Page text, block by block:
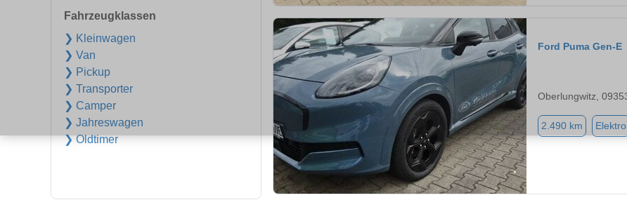
Fahrzeugklassen
❯ Kleinwagen
❯ Van
❯ Pickup
❯ Transporter
❯ Camper
❯ Jahreswagen
❯ Oldtimer
Ford Puma Gen-E
Oberlungwitz,
2.490 km Elektro